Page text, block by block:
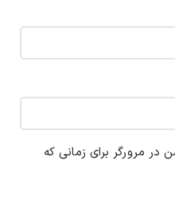
در مرورگر برای زمانی که